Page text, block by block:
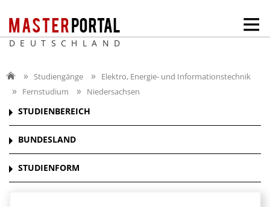
DEUTSCHLAND
Studiengänge
Elektro, Energie- und Informationstechnik
Fernstudium
Niedersachsen
STUDIENBEREICH
BUNDESLAND
STUDIENFORM